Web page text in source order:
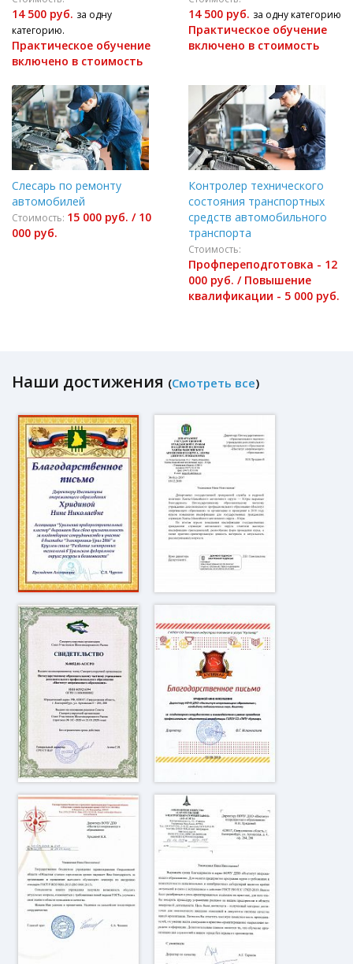
14 500 руб. за одну
категорию.
Практическое обучение
включено в стоимость
14 500 руб. за одну категорию
Практическое обучение
включено в стоимость
Слесарь по ремонту
автомобилей
Стоимость: 15 000 руб. / 10
000 руб.
Контролер технического
состояния транспортных
средств автомобильного
транспорта
Стоимость:
Профпереподготовка - 12
000 руб. / Повышение
квалификации - 5 000 руб.
Наши достижения (Смотреть все)